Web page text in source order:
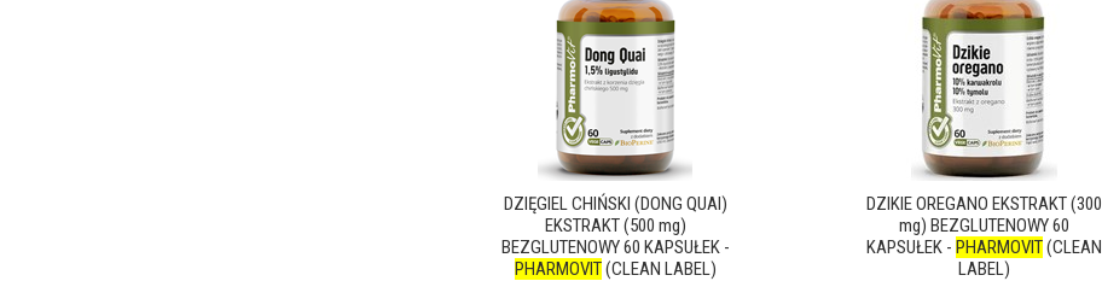
DZIĘGIEL CHIŃSKI (DONG QUAI)
EKSTRAKT (500 mg)
BEZGLUTENOWY 60 KAPSUŁEK -
PHARMOVIT(CLEAN LABEL)
DZIKIE OREGANO EKSTRAKT (300
mg) BEZGLUTENOWY 60
KAPSUŁEK - PHARMOVIT(CLEAN
LABEL)